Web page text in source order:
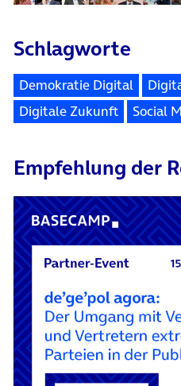
Schlagworte
Demokratie Digital
Digitale Zukunft
Social
Empfehlung der